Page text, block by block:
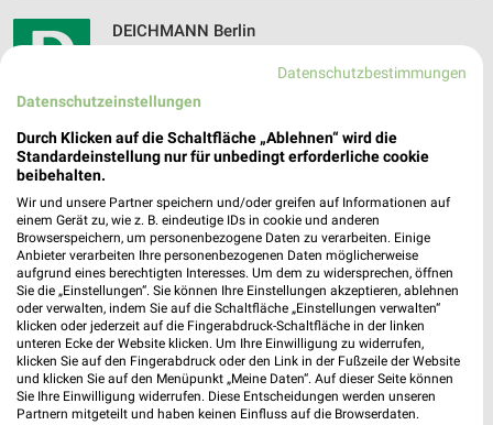
DEICHMANN Berlin
10,85 km
Oranienburger Straße 1
16540 Hohen Neuendorf
Heute geschlossen
18,88 km
RENO Werder (Havel)
Zum Großen Zernsee 3
14542 Werder (Havel)
Datenschutzbestimmungen
Datenschutzeinstellungen
Durch Klicken auf die Schaltfläche „Ablehnen“ wird die
Standardeinstellung nur für unbedingt erforderliche cookie
beibehalten.
Wir und unsere Partner speichern und/oder greifen auf Informationen auf
einem Gerät zu, wie z. B. eindeutige IDs in cookie und anderen
Browserspeichern, um personenbezogene Daten zu verarbeiten. Einige
Anbieter verarbeiten Ihre personenbezogenen Daten möglicherweise
aufgrund eines berechtigten Interesses. Um dem zu widersprechen, öffnen
Sie die „Einstellungen“. Sie können Ihre Einstellungen akzeptieren, ablehnen
oder verwalten, indem Sie auf die Schaltfläche „Einstellungen verwalten“
klicken oder jederzeit auf die Fingerabdruck-Schaltfläche in der linken
unteren Ecke der Website klicken. Um Ihre Einwilligung zu widerrufen,
klicken Sie auf den Fingerabdruck oder den Link in der Fußzeile der Website
und klicken Sie auf den Menüpunkt „Meine Daten“. Auf dieser Seite können
Sie Ihre Einwilligung widerrufen. Diese Entscheidungen werden unseren
Partnern mitgeteilt und haben keinen Einfluss auf die Browserdaten.